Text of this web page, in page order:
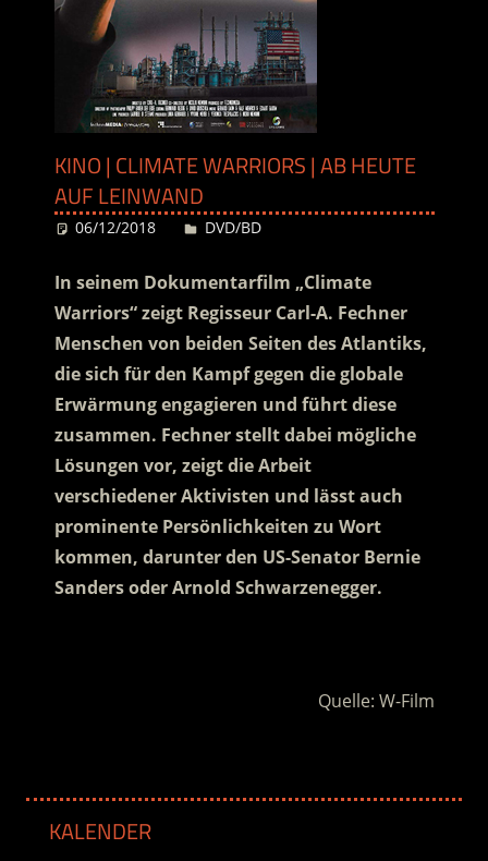
KINO | CLIMATE WARRIORS | AB HEUTE
AUF LEINWAND
06/12/2018 Desiree
DVD/BD
In seinem Dokumentarfilm „Climate
Warriors“ zeigt Regisseur Carl-A. Fechner
Menschen von beiden Seiten des Atlantiks,
die sich für den Kampf gegen die globale
Erwärmung engagieren und führt diese
zusammen. Fechner stellt dabei mögliche
Lösungen vor, zeigt die Arbeit
verschiedener Aktivisten und lässt auch
prominente Persönlichkeiten zu Wort
kommen, darunter den US-Senator Bernie
Sanders oder Arnold Schwarzenegger.
Quelle: W-Film
KALENDER